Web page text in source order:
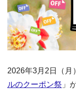
2026年3月2日（月
ルのクーポン祭 」